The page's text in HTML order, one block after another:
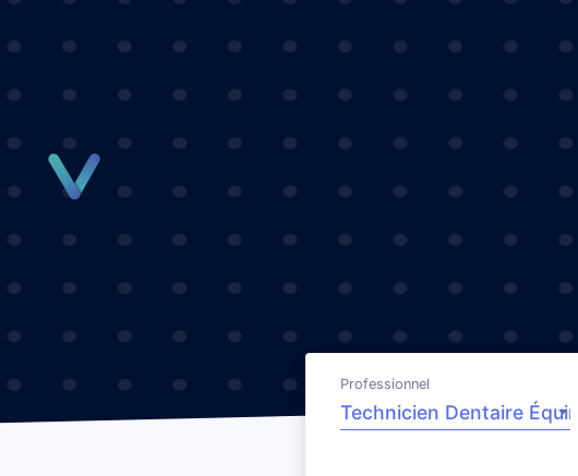
Professionnel